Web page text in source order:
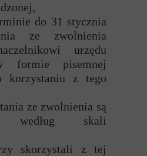
do 31 stycznia
ze zwolnienia
urzędu
formie pisemnej
korzystaniu z tego
ze zwolnienia są
według skali
skorzystali z tej